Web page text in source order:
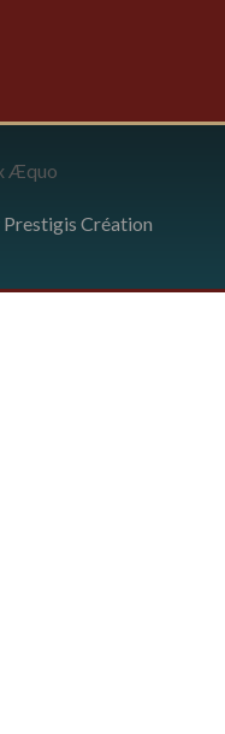
Æquo
Prestigis Création